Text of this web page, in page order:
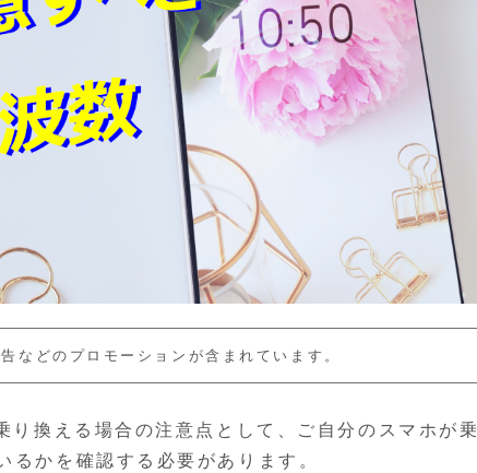
などのプロモーションが含まれています。
換える場合の注意点として、ご自分のスマホが乗
るかを確認する必要があります。